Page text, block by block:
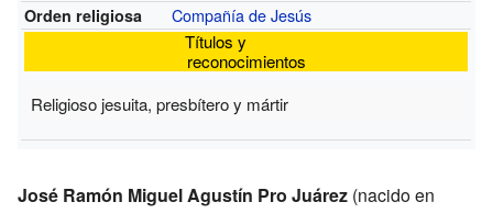
Orden religiosa
Compañía de Jesús
Títulos y
reconocimientos
Religioso jesuita, presbítero y mártir
José Ramón Miguel Agustín Pro Juárez (nacido en